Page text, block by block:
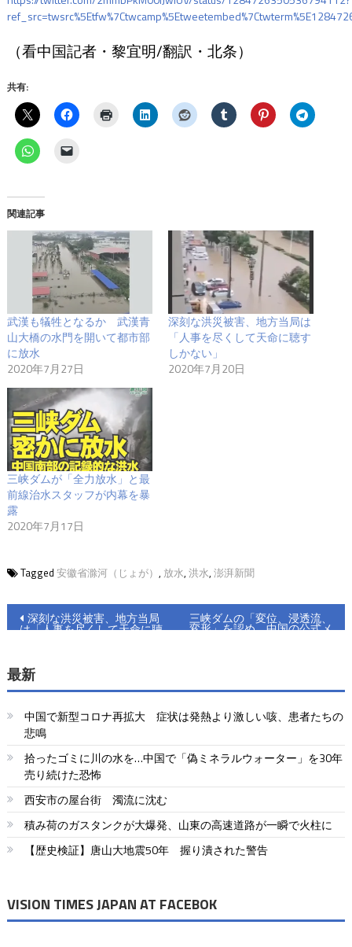
（看中国記者・黎宜明/翻訳・北条）
共有:
関連記事
武漢も犠牲となるか 武漢青
山大橋の水門を開いて都市部
に放水
2020年7月27日
深刻な洪災被害、地方当局は
「人事を尽くして天命に聴す
しかない」
2020年7月20日
三峡ダムが「全力放水」と最
前線治水スタッフが内幕を暴
露
2020年7月17日
Tagged 安徽省滁河（じょが） , 放水, 洪水, 澎湃新聞
投
ナ
ビ
ゲ
ー
シ
ョ
ン
深刻な洪災被害、地方当局
は「人事を尽くして天命に聴
三峡ダムの「変位、浸透流、
変形」を認め 中国の公式メ
最新
中国で新型コロナ再拡大 症状は発熱より激しい咳、患者たちの
悲鳴
拾ったゴミに川の水を…中国で「偽ミネラルウォーター」を30年
売り続けた恐怖
西安市の屋台街 濁流に沈む
積み荷のガスタンクが大爆発、山東の高速道路が一瞬で火柱に
【歴史検証】唐山大地震50年 握り潰された警告
VISION TIMES JAPAN AT FACEBOK